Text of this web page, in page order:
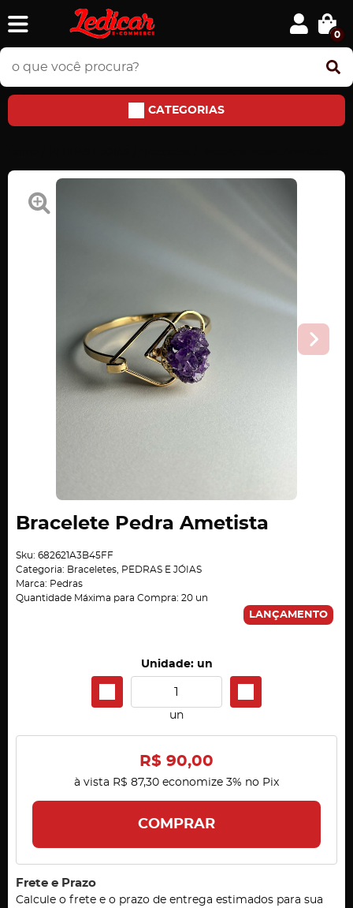
0
CATEGORIAS
Bracelete Pedra Ametista
Sku: 682621A3B45FF
Categoria: Braceletes
PEDRAS E JÓIAS
Marca: Pedras
Quantidade Máxima para Compra: 20 un
LANÇAMENTO
Unidade: un
un
R$ 90,00
à vista R$ 87,30 economize 3% no Pix
COMPRAR
Frete e Prazo
Calcule o frete e o prazo de entrega estimados para sua